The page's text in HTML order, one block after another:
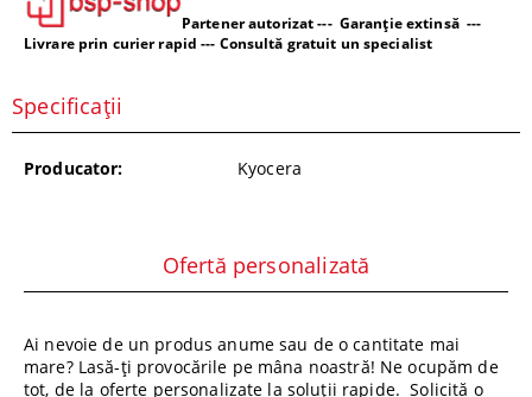
Partener autorizat --- Garanție extinsă ---
Livrare prin curier rapid --- Consultă gratuit un specialist
Specificații
Producator: Kyocera
Ofertă personalizată
Ai nevoie de un produs anume sau de o cantitate mai
mare? Lasă-ți provocările pe mâna noastră! Ne ocupăm de
tot, de la oferte personalizate la soluții rapide. Solicită o